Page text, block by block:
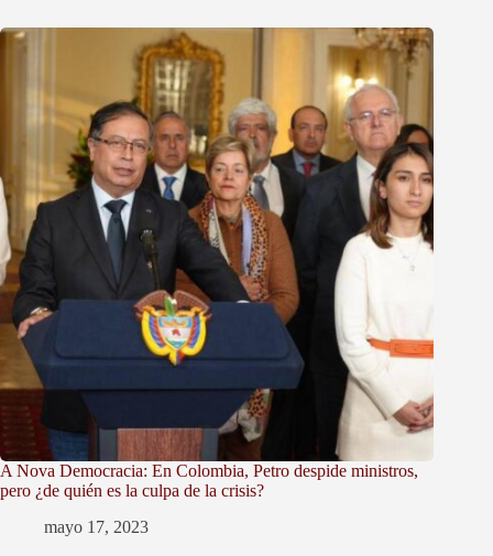
A Nova Democracia: En Colombia, Petro despide ministros,
pero ¿de quién es la culpa de la crisis?
mayo 17, 2023